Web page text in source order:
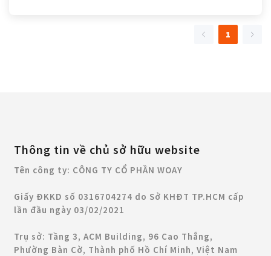
như tỷ lệ chuyển đổi của mình đến từ các khách hàng thân
1
Thông tin về chủ sở hữu website
Tên công ty: CÔNG TY CỔ PHẦN WOAY
Giấy ĐKKD số 0316704274 do Sở KHĐT TP.HCM cấp
lần đầu ngày 03/02/2021
Trụ sở: Tầng 3, ACM Building, 96 Cao Thắng,
Phường Bàn Cờ, Thành phố Hồ Chí Minh, Việt Nam